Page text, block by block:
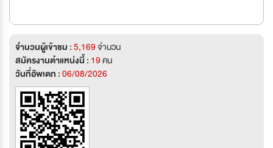
จำนวนผู้เข้าชม :5,169จำนวน
สมัครงานตำแหน่งนี้ : 19คน
วันที่อัพเดท :06/08/2026